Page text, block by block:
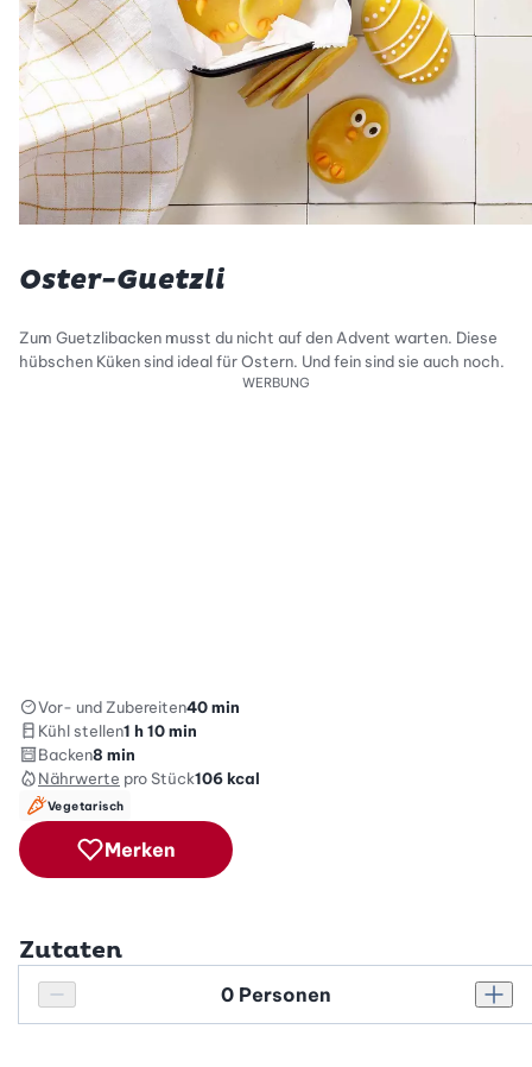
Oster-Guetzli
Zum Guetzlibacken musst du nicht auf den Advent warten. Diese
hübschen Küken sind ideal für Ostern. Und fein sind sie auch noch.
WERBUNG
Vor- und Zubereiten40 min
Kühl stellen1 h 10 min
Backen8 min
Nährwerte pro Stück106kcal
Vegetarisch
Merken
Zutaten
Personenanzahl verringern
Personenanzahl